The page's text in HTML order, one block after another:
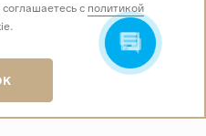
нам:
- 19:00
plitki.ru
с политикой